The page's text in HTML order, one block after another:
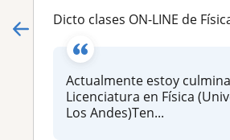
Dicto clases ON-LINE de Física y Matemáticas. Te apoyo
Actualmente estoy
Licenciatura en Física
Los Andes)Ten...